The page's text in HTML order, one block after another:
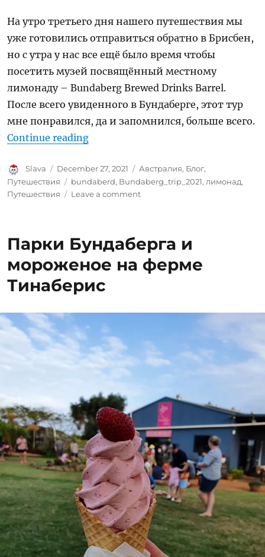
На утро третьего дня нашего путешествия мы
уже готовились отправиться обратно в Брисбен,
но с утра у нас все ещё было время чтобы
посетить музей посвящённый местному
лимонаду – Bundaberg Brewed Drinks Barrel.
После всего увиденного в Бундаберге, этот тур
мне понравился, да и запомнился, больше всего.
Continue reading“Лимонад – Bundaberg Brewed
Author
Slava
Posted
on
December 27, 2021 Categories
Австралия, Блог,
Путешествия
Tags
bundaberd, Bundaberg_trip_2021, лимонад,
Путешествия
Leave a commenton
Brewed
Drinks
Парки Бундаберга и
мороженое на ферме
Тинаберис